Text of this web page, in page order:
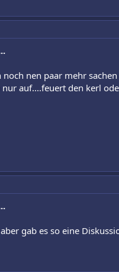
noch nen paar mehr
auf....feuert den kerl
gab es so eine